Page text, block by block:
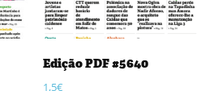
Edição PDF #5640
1,5€